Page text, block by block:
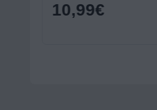
10,99€